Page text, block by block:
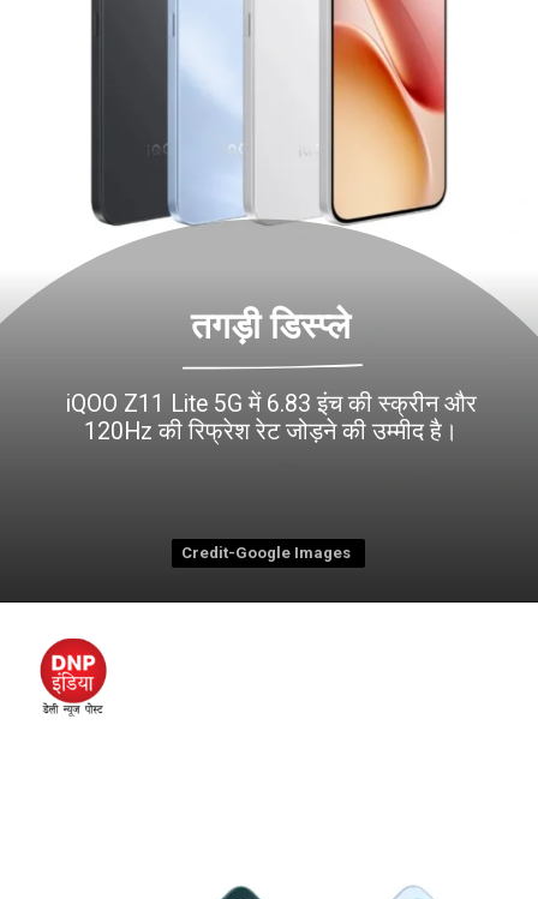
Credit-Google Images
Credit-Google Images
तगड़ी डिस्प्लेतगड़ी डिस्प्ले
iQOO Z11 Lite 5G में 6.83 इंच की स्क्रीन और